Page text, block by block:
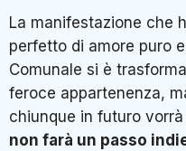
La manifestazione che
perfetto di amore puro
Comunale si è
feroce appartenenza,
chiunque in futuro
non farà un passo